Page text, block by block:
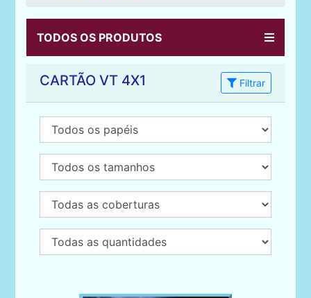
TODOS OS PRODUTOS
CARTÃO VT 4X1 Filtrar